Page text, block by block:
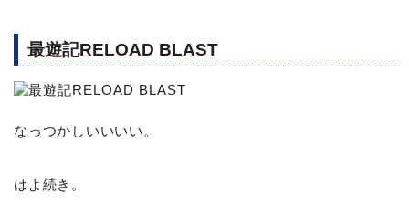
最遊記RELOAD BLAST
なっつかしいいいい。
はよ続き。